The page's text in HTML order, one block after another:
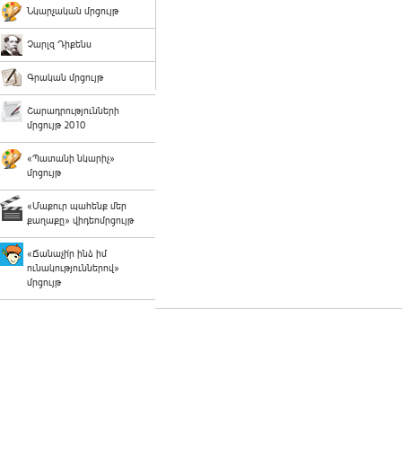
Նկարչական մրցույթ
Չարլզ Դիքենս
Գրական մրցույթ
Շարադրությունների
մրցույթ 2010
«Պատանի նկարիչ»
մրցույթ
«Մաքուր պահենք մեր
քաղաքը» վիդեոմրցույթ
«Ճանաչի՛ր ինձ իմ
ունակություններով»
մրցույթ